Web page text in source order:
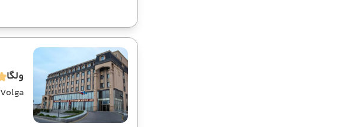
ولگا
Volga